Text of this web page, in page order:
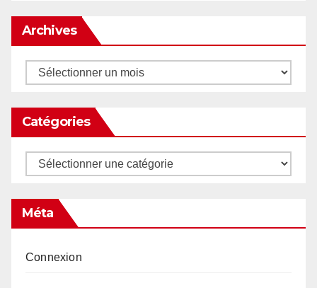
Archives
Archives
Catégories
Catégories
Méta
Connexion